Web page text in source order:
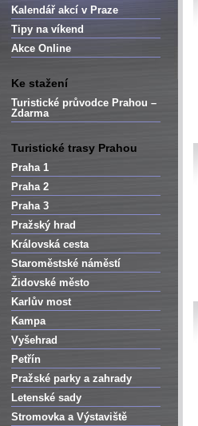
Kalendář akcí v Praze
Tipy na víkend
Akce Online
Ke stažení
Turistické průvodce Prahou –
Zdarma
Turistické trasy Prahou
Praha 1
Praha 2
Praha 3
Pražský hrad
Královská cesta
Staroměstské náměstí
Židovské město
Karlův most
Kampa
Vyšehrad
Petřín
Pražské parky a zahrady
Letenské sady
Stromovka a Výstaviště